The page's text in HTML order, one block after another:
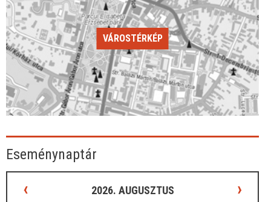
VÁROSTÉRKÉP
Eseménynaptár
‹ 2026. AUGUSZTUS ›